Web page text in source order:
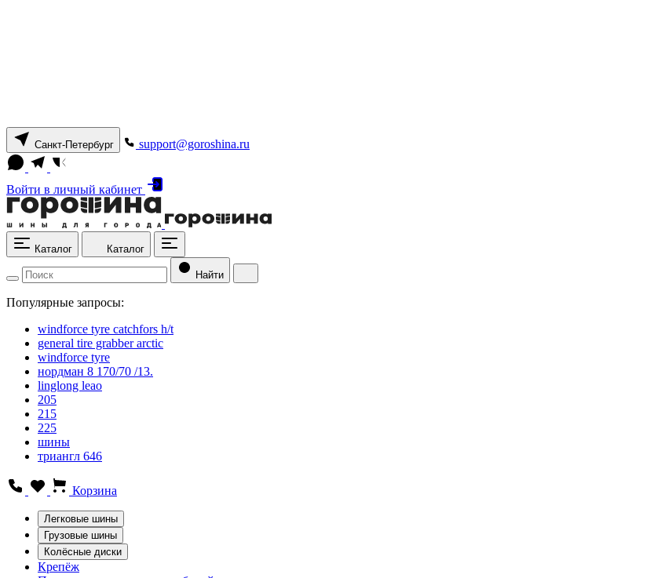
Санкт-Петербург support@goroshina.ru
Войти в личный кабинет
Каталог Каталог
Найти
Популярные запросы:
windforce tyre catchfors h/t
general tire grabber arctic
windforce tyre
нордман 8 170/70 /13.
linglong leao
205
215
225
шины
триангл 646
Корзина
Легковые шины
Грузовые шины
Колёсные диски
Крепёж